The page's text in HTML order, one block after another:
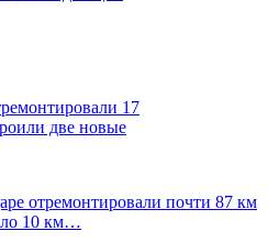
17
две новые
отремонтировали почти 87 км
10 км…